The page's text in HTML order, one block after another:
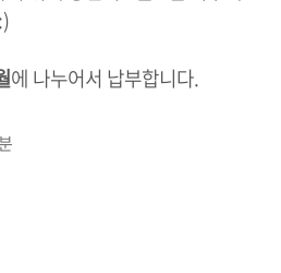
에 나누어서 납부합니다.